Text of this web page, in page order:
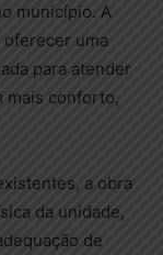
município. A
oferecer uma
para atender
mais conforto,
a obra
da unidade,
de